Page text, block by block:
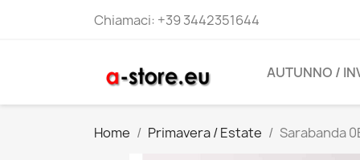
Chiamaci: +39 3442351644
AUTUNNO /
Home Primavera / Estate Sarabanda